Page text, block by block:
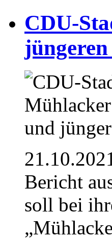
CDU-
Bericht
soll bei